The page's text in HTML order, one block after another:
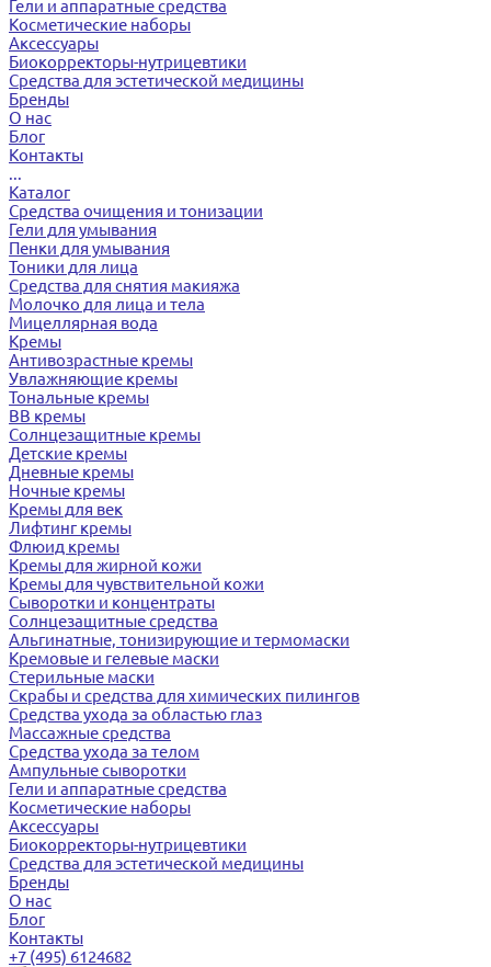
Гели и аппаратные средства
Косметические наборы
Аксессуары
Биокорректоры-нутрицевтики
Средства для эстетической медицины
Бренды
О нас
Блог
Контакты
...
Каталог
Средства очищения и тонизации
Гели для умывания
Пенки для умывания
Тоники для лица
Средства для снятия макияжа
Молочко для лица и тела
Мицеллярная вода
Кремы
Антивозрастные кремы
Увлажняющие кремы
Тональные кремы
BB кремы
Солнцезащитные кремы
Детские кремы
Дневные кремы
Ночные кремы
Кремы для век
Лифтинг кремы
Флюид кремы
Кремы для жирной кожи
Кремы для чувствительной кожи
Сыворотки и концентраты
Солнцезащитные средства
Альгинатные, тонизирующие и термомаски
Кремовые и гелевые маски
Стерильные маски
Скрабы и средства для химических пилингов
Средства ухода за областью глаз
Массажные средства
Средства ухода за телом
Ампульные сыворотки
Гели и аппаратные средства
Косметические наборы
Аксессуары
Биокорректоры-нутрицевтики
Средства для эстетической медицины
Бренды
О нас
Блог
Контакты
+7 (495) 6124682